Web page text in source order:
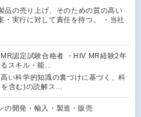
品の売り上げ、そのための質の高い
・実行に対して責任を持つ。 ・当社
認定試験合格者 ・HIV MR経験2年
スキル・能…
い科学的知識の裏づけに基づく、科
含む)の読解ス…
の開発・輸入・製造・販売